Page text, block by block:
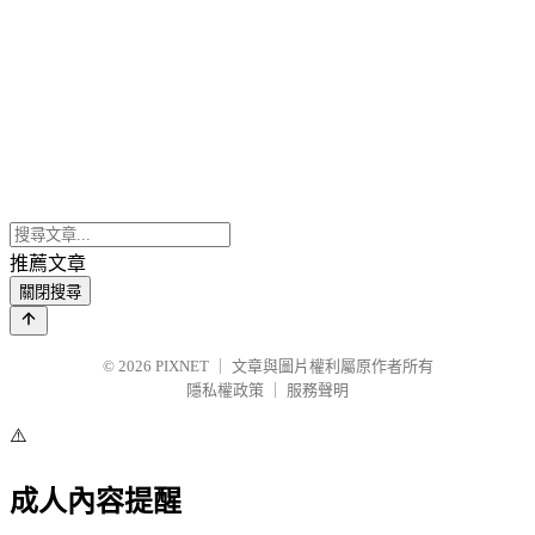
推薦文章
關閉搜尋
© 2026 PIXNET
文章與圖片權利屬原作者所有
隱私權政策
服務聲明
⚠️
成人內容提醒